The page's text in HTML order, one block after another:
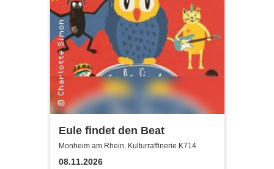
Eule findet den Beat
Monheim am Rhein, Kulturraffinerie K714
08.11.2026